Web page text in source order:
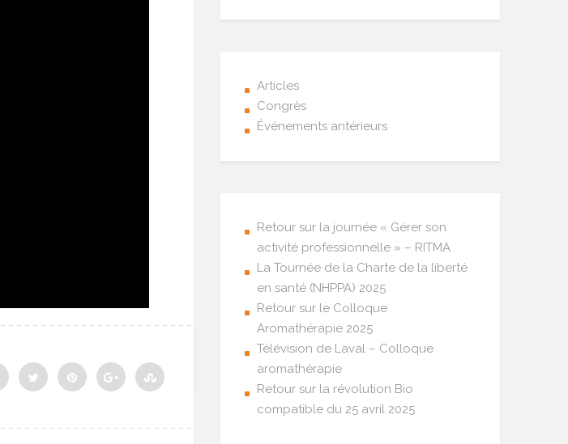
Articles
Congrès
Événements antérieurs
Retour sur la journée « Gérer son
activité professionnelle » – RITMA
La Tournée de la Charte de la liberté
en santé (NHPPA) 2025
Retour sur le Colloque
Aromathérapie 2025
Télévision de Laval – Colloque
aromathérapie
Retour sur la révolution Bio
compatible du 25 avril 2025